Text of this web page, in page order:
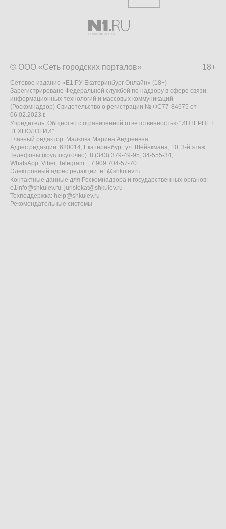
18+
© ООО «Сеть городских порталов»
Сетевое издание «Е1.РУ Екатеринбург Онлайн» (18+)
Зарегистрировано Федеральной службой по надзору в сфере связи,
информационных технологий и массовых коммуникаций
(Роскомнадзор) Свидетельство о регистрации № ФС77-84675 от
06.02.2023 г.
Учредитель: Общество с ограниченной ответственностью "ИНТЕРНЕТ
ТЕХНОЛОГИИ"
Главный редактор: Малкова Марина Андреевна
Адрес редакции: 620014, Екатеринбург, ул. Шейнкмана, 10, 3-й этаж,
Телефоны (круглосуточно): 8 (343) 379-49-95, 34-555-34,
WhatsApp, Viber, Telegram: +7 909 704-57-70
Электронный адрес редакции: e1@shkulev.ru
Контактные данные для Роскомнадзора и государственных органов:
e1info@shkulev.ru, juristekat@shkulev.ru
Техподдержка: help@shkulev.ru
Рекомендательные системы